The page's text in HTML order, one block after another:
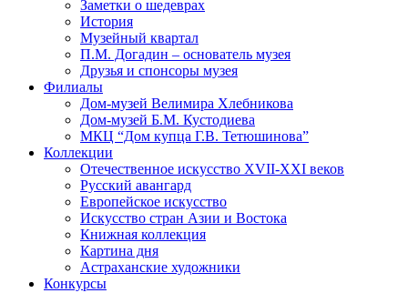
Заметки о шедеврах
История
Музейный квартал
П.М. Догадин – основатель музея
Друзья и спонсоры музея
Филиалы
Дом-музей Велимира Хлебникова
Дом-музей Б.М. Кустодиева
МКЦ “Дом купца Г.В. Тетюшинова”
Коллекции
Отечественное искусство XVII-XXI веков
Русский авангард
Европейское искусство
Искусство стран Азии и Востока
Книжная коллекция
Картина дня
Астраханские художники
Конкурсы